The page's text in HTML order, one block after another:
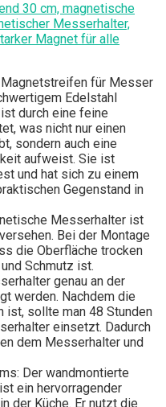
30 cm, magnetische
Messerhalter,
Magnet für alle
für Messer
Edelstahl
durch eine feine
was nicht nur einen
sondern auch eine
aufweist. Sie ist
und hat sich zu einem
Gegenstand in
Messerhalter ist
Bei der Montage
die Oberfläche trocken
Schmutz ist.
genau an der
werden. Nachdem die
ist, sollte man 48 Stunden
einsetzt. Dadurch
dem Messerhalter und
Der wandmontierte
ein hervorragender
der Küche. Er nutzt die